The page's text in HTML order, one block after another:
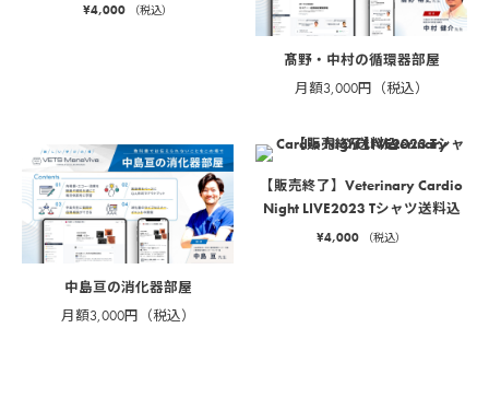
¥4,000 （税込）
髙野・中村の循環器部屋
月額3,000円（税込）
中島亘の消化器部屋
月額3,000円（税込）
【販売終了】Veterinary Cardio
Night LIVE2023 Tシャツ送料込
¥4,000 （税込）